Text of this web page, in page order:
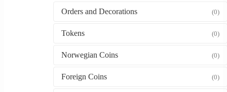
Orders and Decorations (0)
Tokens (0)
Norwegian Coins (0)
Foreign Coins (0)